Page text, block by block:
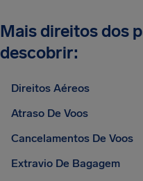
Mais direitos dos
descobrir:
Direitos Aéreos
Atraso De Voos
Cancelamentos De Voos
Extravio De Bagagem